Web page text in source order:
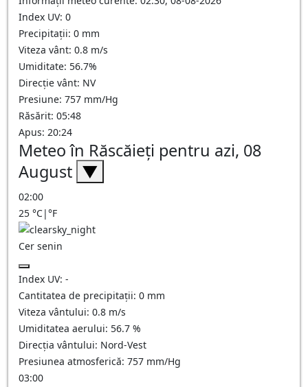
Index UV: 0
Precipitații: 0 mm
Viteza vânt: 0.8 m/s
Umiditate: 56.7%
Direcție vânt: NV
Presiune: 757 mm/Hg
Răsărit: 05:48
Apus: 20:24
Meteo în Răscăieţi pentru azi, 08
August ▼
02:00
25 °C|°F
Cer senin
Index UV: -
Cantitatea de precipitații: 0 mm
Viteza vântului: 0.8 m/s
Umiditatea aerului: 56.7 %
Direcția vântului: Nord-Vest
Presiunea atmosferică: 757 mm/Hg
03:00